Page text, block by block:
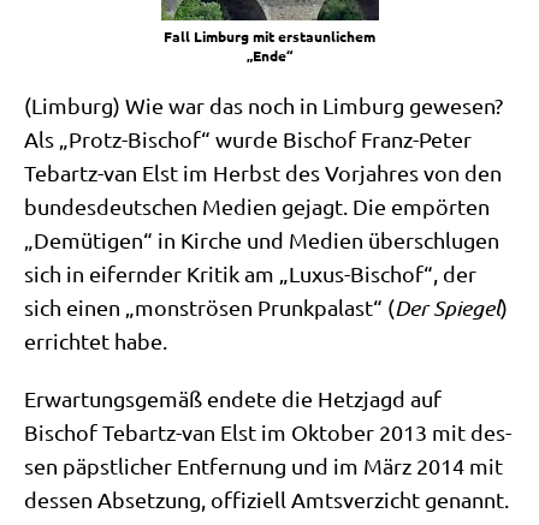
Fall Lim­burg mit erstaun­li­chem
„Ende“
(Lim­burg) Wie war das noch in Lim­burg gewe­sen?
Als „Protz-Bischof“ wur­de Bischof Franz-Peter
Tebartz-van Elst im Herbst des Vor­jah­res von den
bun­des­deut­schen Medi­en gejagt. Die empör­ten
„Demü­ti­gen“ in Kir­che und Medi­en über­schlu­gen
sich in eifern­der Kri­tik am „Luxus-Bischof“, der
sich einen „mon­strö­sen Prunk­pa­last“ (Der Spie­gel)
errich­tet habe.
Erwar­tungs­ge­mäß ende­te die Hetz­jagd auf
Bischof Tebartz-van Elst im Okto­ber 2013 mit des­
sen päpst­li­cher Ent­fer­nung und im März 2014 mit
des­sen Abset­zung, offi­zi­ell Amts­ver­zicht genannt.